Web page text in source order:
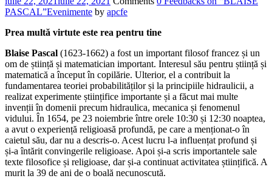
PASCAL”Evenimente by apcfe
Prea multă virtute este rea pentru tine
Blaise Pascal (1623-1662) a fost un important filosof francez și un
om de știință și matematician important. Interesul său pentru știință și
matematică a început în copilărie. Ulterior, el a contribuit la
fundamentarea teoriei probabilităților și la principiile hidraulicii, a
realizat experimente științifice importante și a făcut mai multe
invenții în domenii precum hidraulica, mecanica și fenomenul
vidului. În 1654, pe 23 noiembrie între orele 10:30 și 12:30 noaptea,
a avut o experiență religioasă profundă, pe care a menționat-o în
caietul său, dar nu a descris-o. Acest lucru l-a influențat profund și
și-a întărit convingerile religioase. Apoi și-a scris importantele sale
texte filosofice și religioase, dar și-a continuat activitatea științifică. A
murit la 39 de ani de o boală necunoscută.